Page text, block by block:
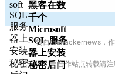
转自thehackernews，
合作站点转载请